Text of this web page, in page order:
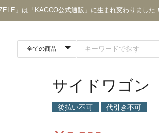
」は「KAGOO公式通販」に生まれ変わりました！
サイドワゴン
後払い不可 代引き不可